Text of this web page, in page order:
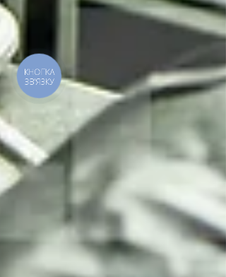
КНОПКА
ЗВ'ЯЗКУ